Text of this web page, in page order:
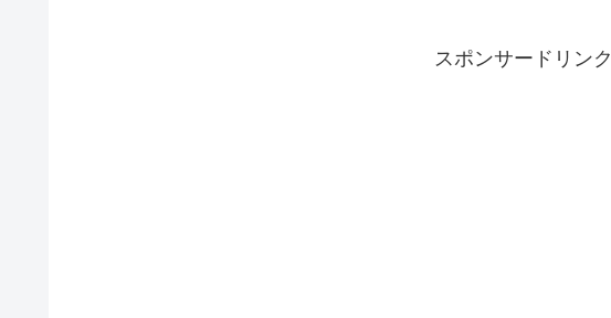
スポンサードリンク